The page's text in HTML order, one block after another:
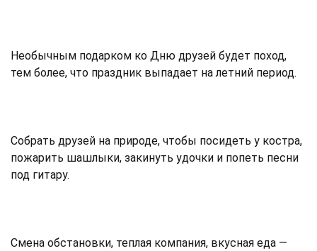
Необычным подарком ко Дню друзей будет поход,
тем более, что праздник выпадает на летний период.
Собрать друзей на природе, чтобы посидеть у костра,
пожарить шашлыки, закинуть удочки и попеть песни
под гитару.
Смена обстановки, теплая компания, вкусная еда —